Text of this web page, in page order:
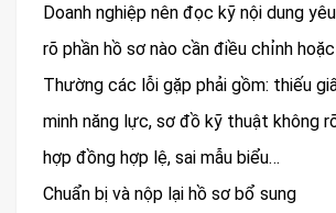
Doanh nghiệp nên đọc kỹ nội dung
rõ phần hồ sơ nào cần điều chỉnh
Thường các lỗi gặp phải gồm: thiếu
minh năng lực, sơ đồ kỹ thuật không
hợp đồng hợp lệ, sai mẫu biểu…
Chuẩn bị và nộp lại hồ sơ bổ sung